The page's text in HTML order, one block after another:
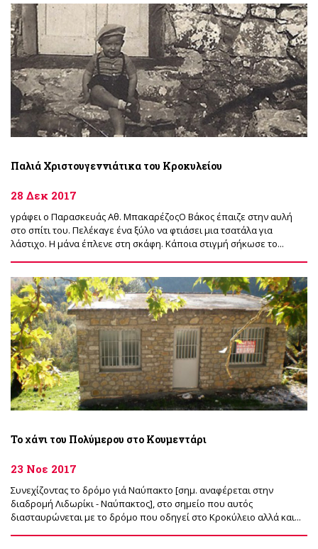
Παλιά Χριστουγεννιάτικα του Κροκυλείου
28 Δεκ 2017
γράφει ο Παρασκευάς Αθ. ΜπακαρέζοςΟ Βάκος έπαιζε στην αυλή
στο σπίτι του. Πελέκαγε ένα ξύλο να φτιάσει μια τσατάλα για
λάστιχο. Η μάνα έπλενε στη σκάφη. Κάποια στιγμή σήκωσε το...
Το χάνι του Πολύμερου στο Κουμεντάρι
23 Νοε 2017
Συνεχίζοντας το δρόμο γιά Ναύπακτο [σημ. αναφέρεται στην
διαδρομή Λιδωρίκι - Ναύπακτος], στο σημείο που αυτός
διασταυρώνεται με το δρόμο που οδηγεί στο Κροκύλειο αλλά και...